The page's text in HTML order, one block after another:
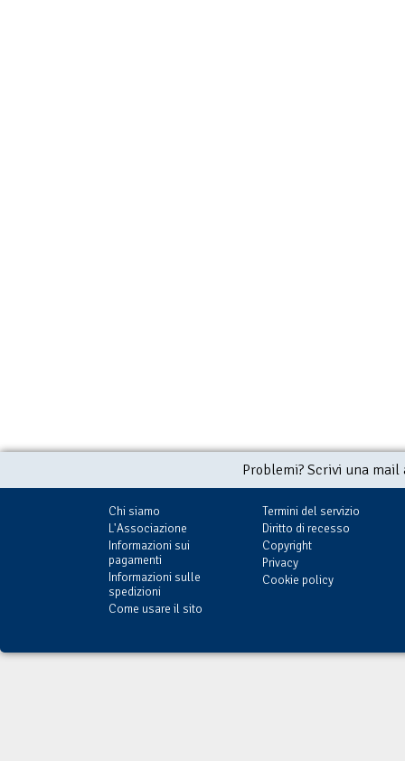
Problemi? Scrivi una
Chi siamo
L'Associazione
Informazioni sui
pagamenti
Informazioni sulle
spedizioni
Come usare il sito
Termini del servizio
Diritto di recesso
Copyright
Privacy
Cookie policy